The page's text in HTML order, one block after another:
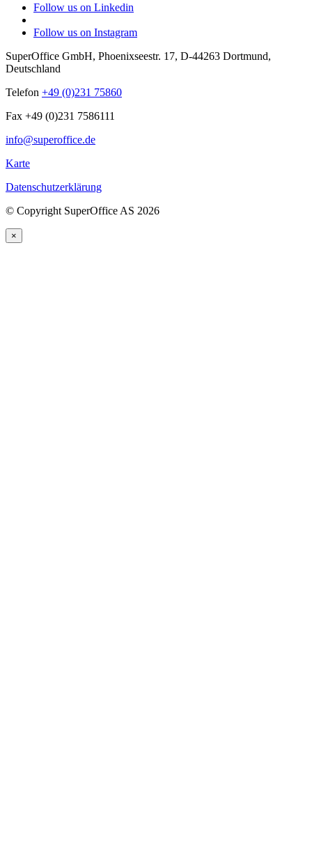
Follow us on Linkedin
Follow us on Instagram
SuperOffice GmbH, Phoenixseestr. 17, D-44263 Dortmund,
Deutschland
Telefon +49 (0)231 75860
Fax +49 (0)231 7586111
info@superoffice.de
Karte
Datenschutzerklärung
© Copyright SuperOffice AS 2026
×